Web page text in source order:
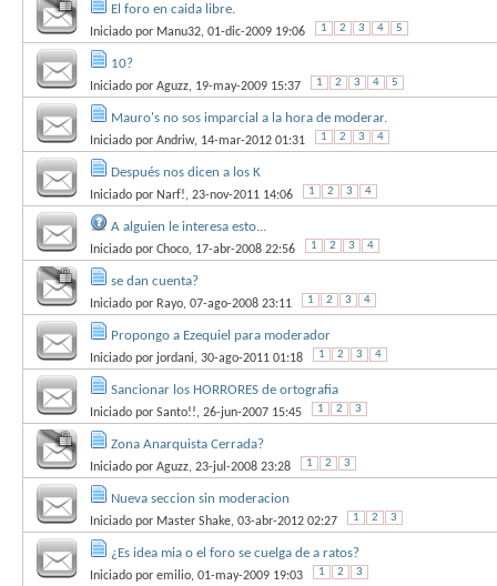
El foro en caida libre.
Iniciado por Manu32, 01-dic-2009 19:06 1 2 3 4 5
10?
Iniciado por Aguzz, 19-may-2009 15:37 1 2 3 4 5
Mauro's no sos imparcial a la hora de moderar.
Iniciado por Andriw, 14-mar-2012 01:31 1 2 3 4
Después nos dicen a los K
Iniciado por Narf!, 23-nov-2011 14:06 1 2 3 4
A alguien le interesa esto...
Iniciado por Choco, 17-abr-2008 22:56 1 2 3 4
se dan cuenta?
Iniciado por Rayo, 07-ago-2008 23:11 1 2 3 4
Propongo a Ezequiel para moderador
Iniciado por jordani, 30-ago-2011 01:18 1 2 3 4
Sancionar los HORRORES de ortografia
Iniciado por Santo!!, 26-jun-2007 15:45 1 2 3
Zona Anarquista Cerrada?
Iniciado por Aguzz, 23-jul-2008 23:28 1 2 3
Nueva seccion sin moderacion
Iniciado por Master Shake, 03-abr-2012 02:27 1 2 3
¿Es idea mia o el foro se cuelga de a ratos?
Iniciado por emilio, 01-may-2009 19:03 1 2 3